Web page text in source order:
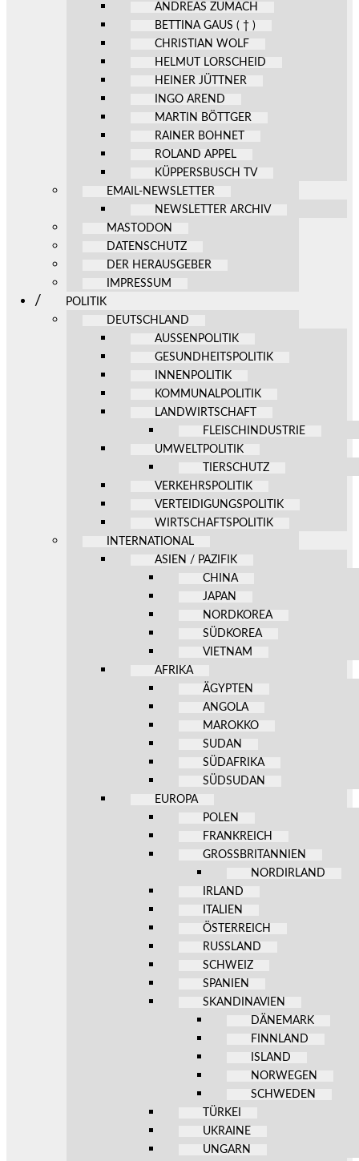
ANDREAS ZUMACH
BETTINA GAUS ( † )
CHRISTIAN WOLF
HELMUT LORSCHEID
HEINER JÜTTNER
INGO AREND
MARTIN BÖTTGER
RAINER BOHNET
ROLAND APPEL
KÜPPERSBUSCH TV
EMAIL-NEWSLETTER
NEWSLETTER ARCHIV
MASTODON
DATENSCHUTZ
DER HERAUSGEBER
IMPRESSUM
POLITIK
DEUTSCHLAND
AUSSENPOLITIK
GESUNDHEITSPOLITIK
INNENPOLITIK
KOMMUNALPOLITIK
LANDWIRTSCHAFT
FLEISCHINDUSTRIE
UMWELTPOLITIK
TIERSCHUTZ
VERKEHRSPOLITIK
VERTEIDIGUNGSPOLITIK
WIRTSCHAFTSPOLITIK
INTERNATIONAL
ASIEN / PAZIFIK
CHINA
JAPAN
NORDKOREA
SÜDKOREA
VIETNAM
AFRIKA
ÄGYPTEN
ANGOLA
MAROKKO
SUDAN
SÜDAFRIKA
SÜDSUDAN
EUROPA
POLEN
FRANKREICH
GROSSBRITANNIEN
NORDIRLAND
IRLAND
ITALIEN
ÖSTERREICH
RUSSLAND
SCHWEIZ
SPANIEN
SKANDINAVIEN
DÄNEMARK
FINNLAND
ISLAND
NORWEGEN
SCHWEDEN
TÜRKEI
UKRAINE
UNGARN